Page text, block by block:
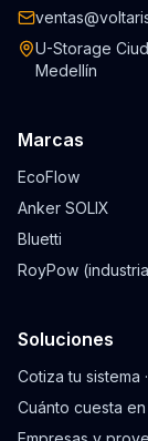
U-Storage
Medellín
Marcas
EcoFlow
Anker SOLIX
Bluetti
RoyPow
Soluciones
Cotiza tu sistema
Cuánto cuesta